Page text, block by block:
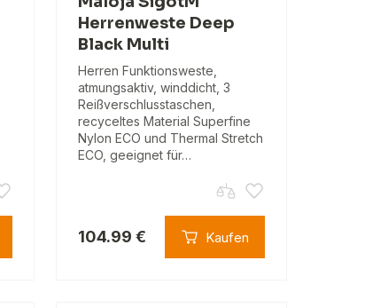
Herrenweste Deep
Black Multi
Herren Funktionsweste,
atmungsaktiv, winddicht, 3
Reißverschlusstaschen,
recyceltes Material Superfine
Nylon ECO und Thermal Stretch
ECO, geeignet für…
104.99 € Kaufen